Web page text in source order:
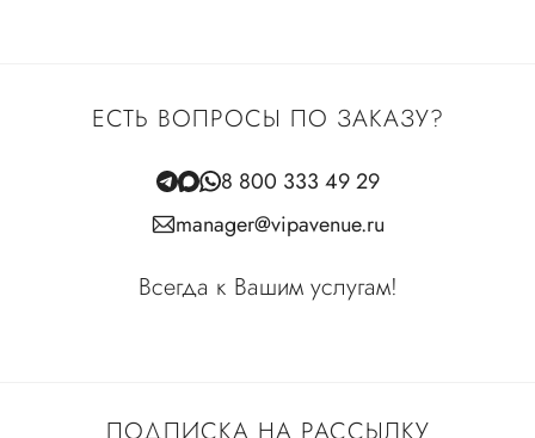
ПОДПИСКА НА РАССЫЛКУ
ЕСТЬ ВОПРОСЫ ПО ЗАКАЗУ?
8 800 333 49 29
manager@vipavenue.ru
Всегда к Вашим услугам!